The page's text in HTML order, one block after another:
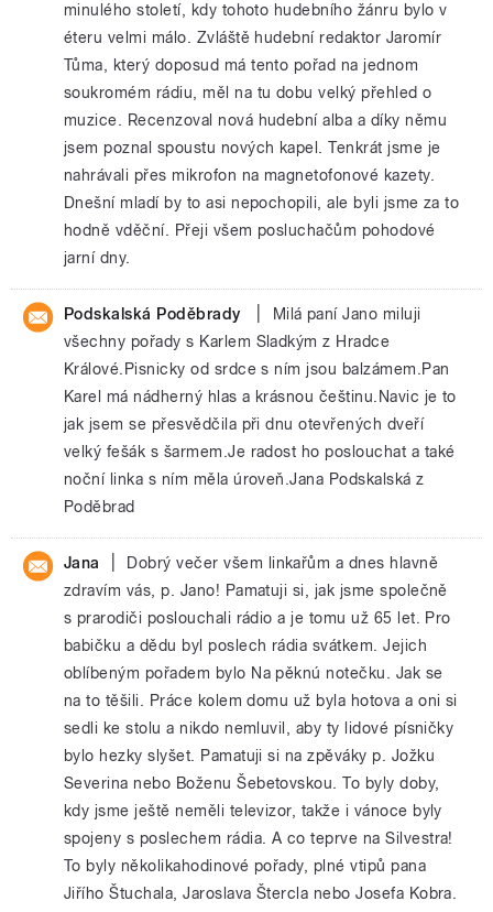
minulého století, kdy tohoto hudebního žánru bylo v
éteru velmi málo. Zvláště hudební redaktor Jaromír
Tůma, který doposud má tento pořad na jednom
soukromém rádiu, měl na tu dobu velký přehled o
muzice. Recenzoval nová hudební alba a díky němu
jsem poznal spoustu nových kapel. Tenkrát jsme je
nahrávali přes mikrofon na magnetofonové kazety.
Dnešní mladí by to asi nepochopili, ale byli jsme za to
hodně vděční. Přeji všem posluchačům pohodové
jarní dny.
Podskalská Poděbrady
Milá paní Jano miluji
všechny pořady s Karlem Sladkým z Hradce
Králové.Pisnicky od srdce s ním jsou balzámem.Pan
Karel má nádherný hlas a krásnou češtinu.Navic je to
jak jsem se přesvědčila při dnu otevřených dveří
velký fešák s šarmem.Je radost ho poslouchat a také
noční linka s ním měla úroveň.Jana Podskalská z
Poděbrad
Jana
Dobrý večer všem linkařům a dnes hlavně
zdravím vás, p. Jano! Pamatuji si, jak jsme společně
s prarodiči poslouchali rádio a je tomu už 65 let. Pro
babičku a dědu byl poslech rádia svátkem. Jejich
oblíbeným pořadem bylo Na pěknú notečku. Jak se
na to těšili. Práce kolem domu už byla hotova a oni si
sedli ke stolu a nikdo nemluvil, aby ty lidové písničky
bylo hezky slyšet. Pamatuji si na zpěváky p. Jožku
Severina nebo Boženu Šebetovskou. To byly doby,
kdy jsme ještě neměli televizor, takže i vánoce byly
spojeny s poslechem rádia. A co teprve na Silvestra!
To byly několikahodinové pořady, plné vtipů pana
Jiřího Štuchala, Jaroslava Štercla nebo Josefa Kobra.